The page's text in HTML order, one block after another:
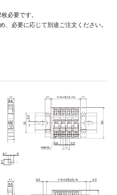
必要です。
、必要に応じて別途ご注文ください。